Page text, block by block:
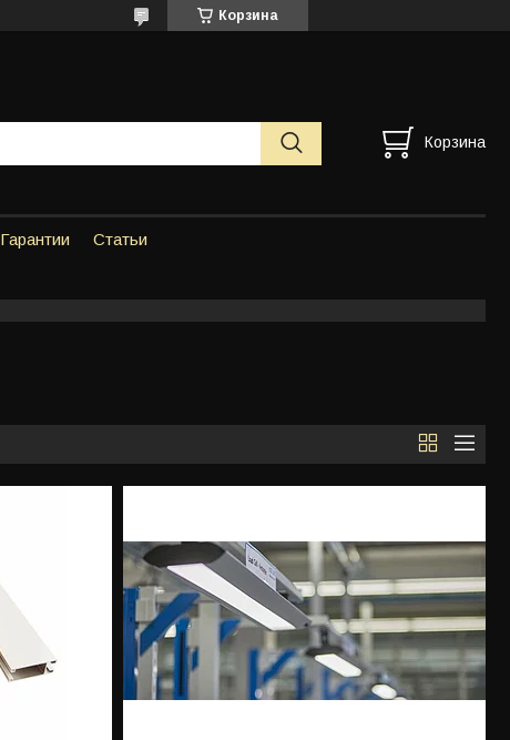
Корзина
Корзина
Гарантии Статьи